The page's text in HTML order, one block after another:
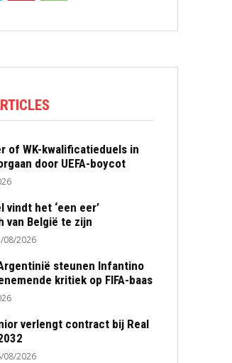
of WK-kwalificatieduels in
door UEFA-boycot
vindt het ‘een eer’
van België te zijn
08/2026
steunen Infantino
kritiek op FIFA-baas
verlengt contract bij Real
08/2026